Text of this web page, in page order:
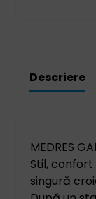
Descriere
MEDRES
Stil,
singură